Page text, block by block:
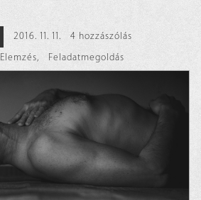
2016. 11. 11.
4 hozzászólás
Elemzés, Feladatmegoldás